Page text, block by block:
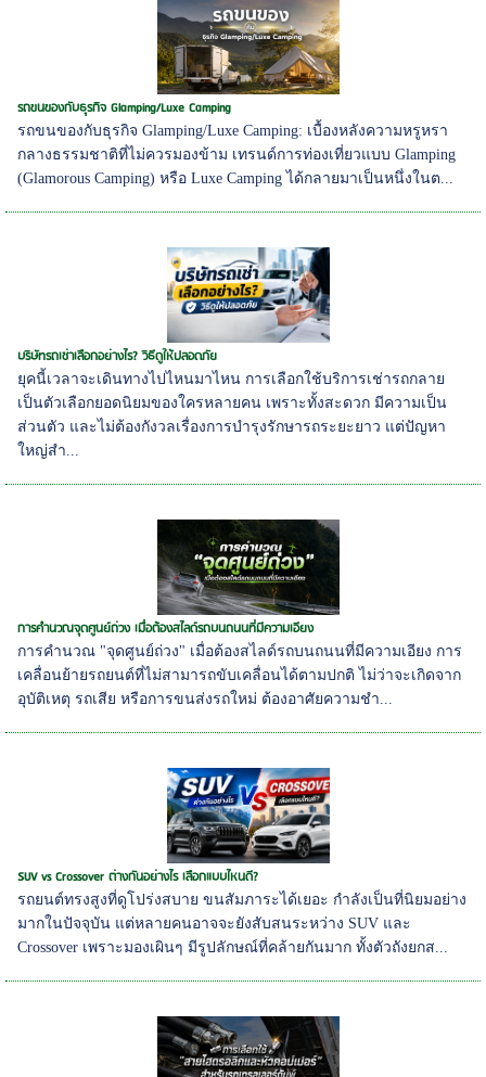
รถขนของกับธุรกิจ Glamping/Luxe Camping
รถขนของกับธุรกิจ Glamping/Luxe Camping: เบื้องหลังความหรูหรา
กลางธรรมชาติที่ไม่ควรมองข้าม เทรนด์การท่องเที่ยวแบบ Glamping
(Glamorous Camping) หรือ Luxe Camping ได้กลายมาเป็นหนึ่งในต...
บริษัทรถเช่าเลือกอย่างไร? วิธีดูให้ปลอดภัย
ยุคนี้เวลาจะเดินทางไปไหนมาไหน การเลือกใช้บริการเช่ารถกลาย
เป็นตัวเลือกยอดนิยมของใครหลายคน เพราะทั้งสะดวก มีความเป็น
ส่วนตัว และไม่ต้องกังวลเรื่องการบำรุงรักษารถระยะยาว แต่ปัญหา
ใหญ่สำ...
การคำนวณจุดศูนย์ถ่วง เมื่อต้องสไลด์รถบนถนนที่มีความเอียง
การคำนวณ "จุดศูนย์ถ่วง" เมื่อต้องสไลด์รถบนถนนที่มีความเอียง การ
เคลื่อนย้ายรถยนต์ที่ไม่สามารถขับเคลื่อนได้ตามปกติ ไม่ว่าจะเกิดจาก
อุบัติเหตุ รถเสีย หรือการขนส่งรถใหม่ ต้องอาศัยความชำ...
SUV vs Crossover ต่างกันอย่างไร เลือกแบบไหนดี?
รถยนต์ทรงสูงที่ดูโปร่งสบาย ขนสัมภาระได้เยอะ กำลังเป็นที่นิยมอย่าง
มากในปัจจุบัน แต่หลายคนอาจจะยังสับสนระหว่าง SUV และ
Crossover เพราะมองเผินๆ มีรูปลักษณ์ที่คล้ายกันมาก ทั้งตัวถังยกส...